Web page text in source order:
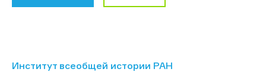
Институт всеобщей истории РАН